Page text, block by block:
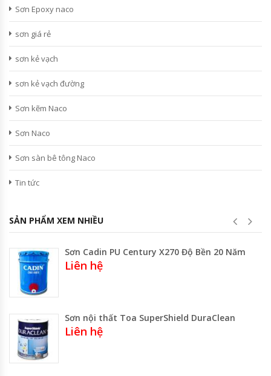
Sơn Epoxy naco
sơn giá rẻ
sơn kẻ vạch
sơn kẻ vạch đường
Sơn kẽm Naco
Sơn Naco
Sơn sàn bê tông Naco
Tin tức
SẢN PHẨM XEM NHIỀU
Sơn Cadin PU Century X270 Độ Bền 20 Năm
Liên hệ
Sơn nội thất Toa SuperShield DuraClean
Liên hệ